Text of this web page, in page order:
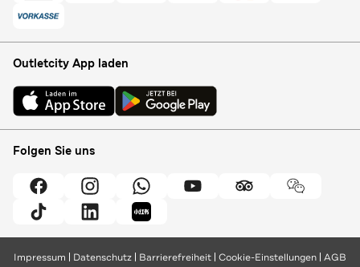
Outletcity App laden
Folgen Sie uns
Impressum Datenschutz Barrierefreiheit Cookie-Einstellungen AGB